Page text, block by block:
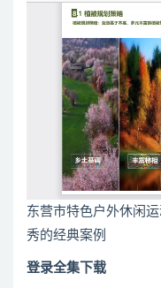
东营市特色户外休闲
秀的经典案例
登录全集下载